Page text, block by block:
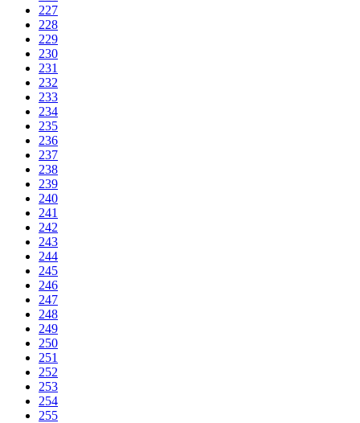
227
228
229
230
231
232
233
234
235
236
237
238
239
240
241
242
243
244
245
246
247
248
249
250
251
252
253
254
255